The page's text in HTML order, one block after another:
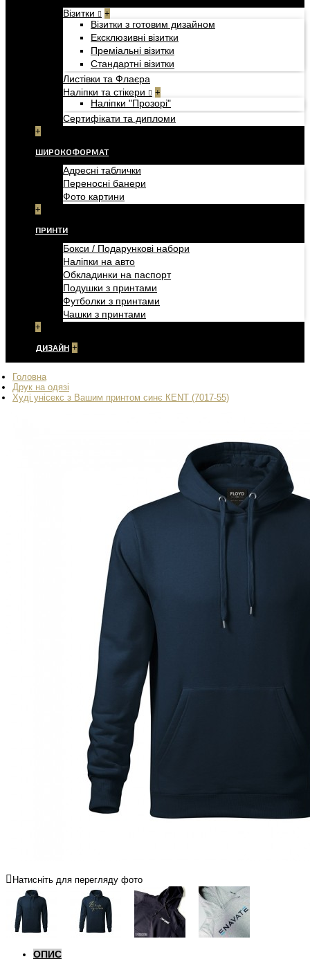
Візитки +
Візитки з готовим дизайном
Ексклюзивні візитки
Преміальні візитки
Стандартні візитки
Листівки та Флаєра
Наліпки та стікери
+
Наліпки "Прозорі"
Сертифікати та дипломи
+
ШИРОКОФОРМАТ
Адресні таблички
Переносні банери
Фото картини
+
ПРИНТИ
Бокси / Подарункові набори
Наліпки на авто
Обкладинки на паспорт
Подушки з принтами
Футболки з принтами
Чашки з принтами
+
ДИЗАЙН +
Головна
Друк на одязі
Худі унісекс з Вашим принтом синє КENT (7017-55)
Натисніть для перегляду фото
ОПИС